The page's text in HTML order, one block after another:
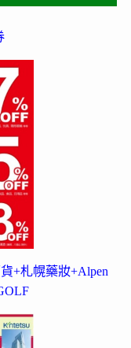
+札幌藥妝+Alpen